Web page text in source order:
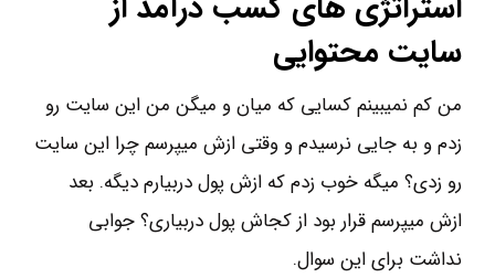
سایت محتوایی
من کم نمیبینم کسایی که میان و میگن من این سایت رو
زدم و به جایی نرسیدم و وقتی ازش میپرسم چرا این سایت
رو زدی؟ میگه خوب زدم که ازش پول دربیارم دیگه. بعد
ازش میپرسم قرار بود از کجاش پول دربیاری؟ جوابی
نداشت برای این سوال.